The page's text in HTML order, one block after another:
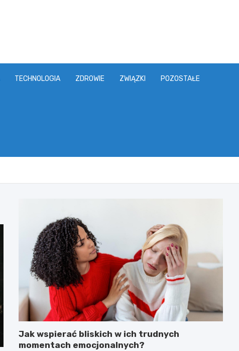
TECHNOLOGIA ZDROWIE ZWIĄZKI POZOSTAŁE
Jak wspierać bliskich w ich trudnych
momentach emocjonalnych?